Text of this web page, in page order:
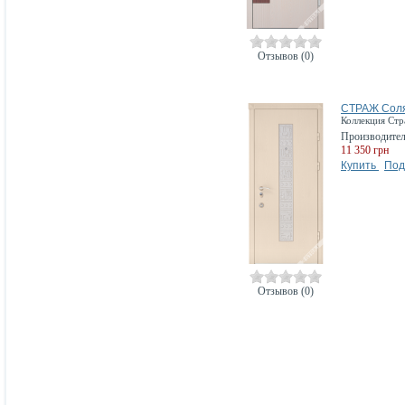
Отзывов (0)
Отзывов (0)
СТРАЖ
Коллекция
11 350 грн
Купить